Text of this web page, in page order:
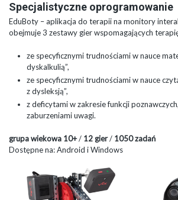
Specjalistyczne oprogramowanie
EduBoty – aplikacja do terapii na monitory
obejmuje 3 zestawy gier wspomagających
ze specyficznymi trudnościami w nauce
dyskalkulią”,
ze specyficznymi trudnościami w nauce
z dysleksją”,
z deficytami w zakresie funkcji
zaburzeniami uwagi.
grupa wiekowa 10+/ 12 gier/ 1050 zadań
Dostępne na: Android i Windows